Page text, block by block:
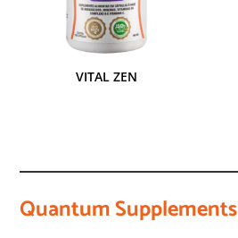
VITAL ZEN
Quantum Supplements